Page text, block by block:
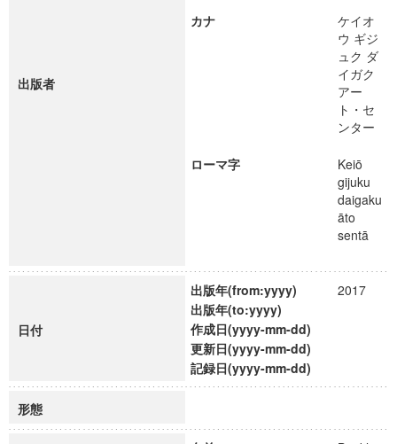
出版者
カナ
ケイオ
ウ ギジ
ュク ダ
イガク
アー
ト・セ
ンター
ローマ字
Keiō
gijuku
daigaku
āto
sentā
日付
出版年(from:yyyy)
2017
出版年(to:yyyy)
作成日(yyyy-mm-dd)
更新日(yyyy-mm-dd)
記録日(yyyy-mm-dd)
形態